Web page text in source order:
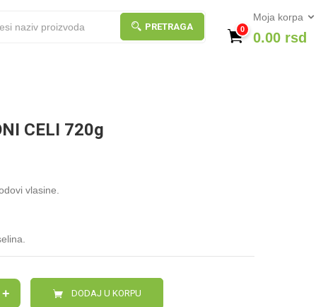
PRETRAGA 0
Moja korpa
0.00 rsd
CELI 720g
vlasine.
+ DODAJ U KORPU